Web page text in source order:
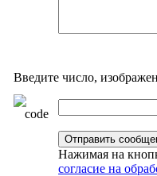
Введите число,
Нажимая на
согласие на